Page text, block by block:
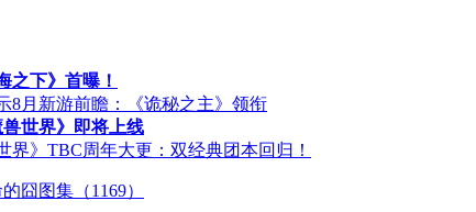
之下》首曝！
8月新游前瞻：《诡秘之主》领衔
世界》即将上线
界》TBC周年大更：双经典团本回归！